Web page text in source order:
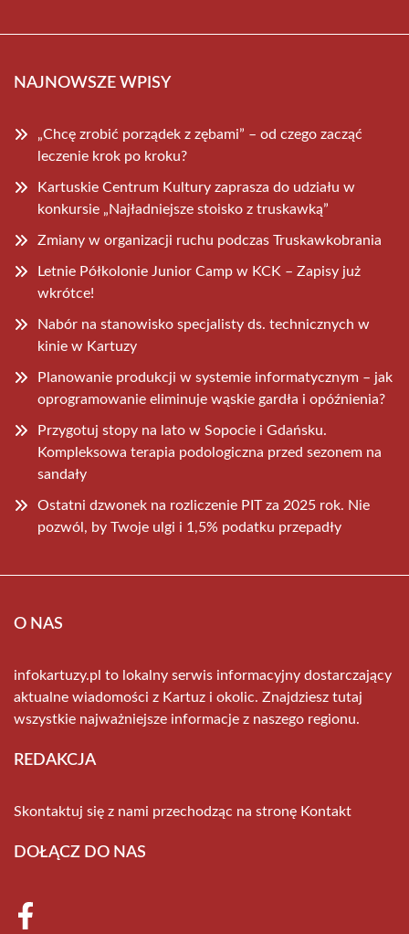
NAJNOWSZE WPISY
„Chcę zrobić porządek z zębami” – od czego zacząć
leczenie krok po kroku?
Kartuskie Centrum Kultury zaprasza do udziału w
konkursie „Najładniejsze stoisko z truskawką”
Zmiany w organizacji ruchu podczas Truskawkobrania
Letnie Półkolonie Junior Camp w KCK – Zapisy już
wkrótce!
Nabór na stanowisko specjalisty ds. technicznych w
kinie w Kartuzy
Planowanie produkcji w systemie informatycznym – jak
oprogramowanie eliminuje wąskie gardła i opóźnienia?
Przygotuj stopy na lato w Sopocie i Gdańsku.
Kompleksowa terapia podologiczna przed sezonem na
sandały
Ostatni dzwonek na rozliczenie PIT za 2025 rok. Nie
pozwól, by Twoje ulgi i 1,5% podatku przepadły
O NAS
infokartuzy.pl to lokalny serwis informacyjny dostarczający
aktualne wiadomości z Kartuz i okolic. Znajdziesz tutaj
wszystkie najważniejsze informacje z naszego regionu.
REDAKCJA
Skontaktuj się z nami przechodząc na stronę Kontakt
DOŁĄCZ DO NAS